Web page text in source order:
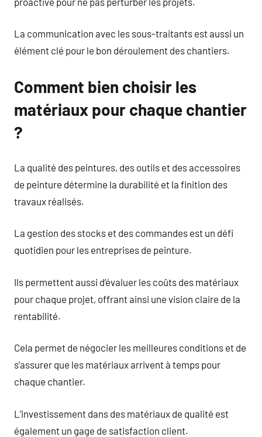
La communication avec les sous-traitants est aussi un
élément clé pour le bon déroulement des chantiers.
Comment bien choisir les
matériaux pour chaque chantier
?
La qualité des peintures, des outils et des accessoires
de peinture détermine la durabilité et la finition des
travaux réalisés.
La gestion des stocks et des commandes est un défi
quotidien pour les entreprises de peinture.
Ils permettent aussi d’évaluer les coûts des matériaux
pour chaque projet, offrant ainsi une vision claire de la
rentabilité.
Cela permet de négocier les meilleures conditions et de
s’assurer que les matériaux arrivent à temps pour
chaque chantier.
L’investissement dans des matériaux de qualité est
également un gage de satisfaction client.